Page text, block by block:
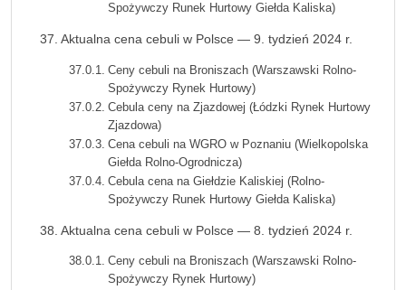
Spożywczy Runek Hurtowy Giełda Kaliska)
Aktualna cena cebuli w Polsce — 9. tydzień 2024 r.
Ceny cebuli na Broniszach (Warszawski Rolno-
Spożywczy Rynek Hurtowy)
Cebula ceny na Zjazdowej (Łódzki Rynek Hurtowy
Zjazdowa)
Cena cebuli na WGRO w Poznaniu (Wielkopolska
Giełda Rolno-Ogrodnicza)
Cebula cena na Giełdzie Kaliskiej (Rolno-
Spożywczy Runek Hurtowy Giełda Kaliska)
Aktualna cena cebuli w Polsce — 8. tydzień 2024 r.
Ceny cebuli na Broniszach (Warszawski Rolno-
Spożywczy Rynek Hurtowy)